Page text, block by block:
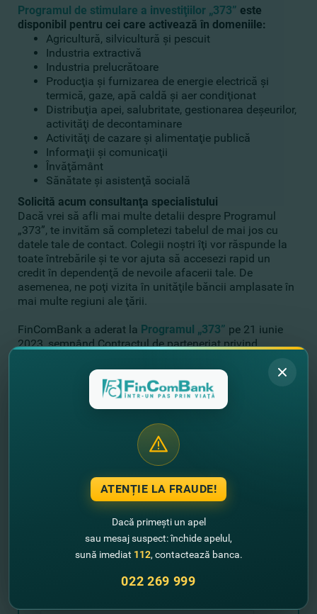
Programul de stimulare a investiţiilor „373” este
disponibil pentru cei care activează în domeniile:
Agricultură, silvicultură şi pescuit
Industria extractivă
Industria prelucrătoare
Producţia şi furnizarea de energie electrică şi
termică, gaze, apă caldă şi aer condiţionat
Distribuţia apei, salubritate, gestionarea deşeurilor,
activităţi de decontaminare
Activităţi de cazare şi alimentaţie publică
Informaţii şi comunicaţii
Învăţământ
Sănătate şi asistenţă socială
Solicită acum consultanţa specialistului
Dacă vrei să afli mai multe detalii despre Programul
„373”, te invităm să completezi tabelul de mai jos cu
datele tale de contact. Colegii noştri îţi vor răspunde la
toate întrebările şi te vor ajuta să accesezi rapid un
credit în dependenţă de nevoile afacerii tale. De
asemenea, ne poţi vizita în unităţile băncii amplasate în
mai multe regiuni ale ţării.
FinComBank a aderat la Programul „373” pe 21 iunie
2023, semnând Contractul de parteneriat privind
Organizaţiei pentru Dezvoltarea Antreprenoriatului
(ODA). FinComBank susţine iniţiativa statului de
dezvoltare a antreprenoriatului autohton prin intermediul
FinComBank – preţuim oameni, încurajăm afaceri!
Lasă-ne datele tale de contact şi noi
revenim cu un sunet!
+373
ATENȚIE LA FRAUDE!
Dacă primești un apel
sau mesaj suspect: închide apelul,
sună imediat 112, contactează banca.
022 269 999